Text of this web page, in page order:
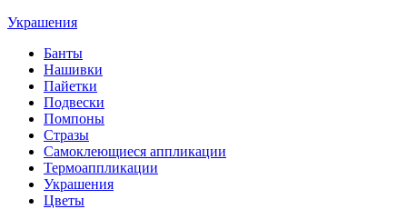
Украшения
Банты
Нашивки
Пайетки
Подвески
Помпоны
Стразы
Самоклеющиеся аппликации
Термоаппликации
Украшения
Цветы